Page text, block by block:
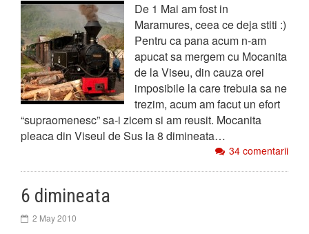
De 1 Mai am fost in
Maramures, ceea ce deja stiti :)
Pentru ca pana acum n-am
apucat sa mergem cu Mocanita
de la Viseu, din cauza orei
imposibile la care trebuia sa ne
trezim, acum am facut un efort
“supraomenesc” sa-i zicem si am reusit. Mocanita
pleaca din Viseul de Sus la 8 dimineata…
34 comentarii
6 dimineata
2 May 2010